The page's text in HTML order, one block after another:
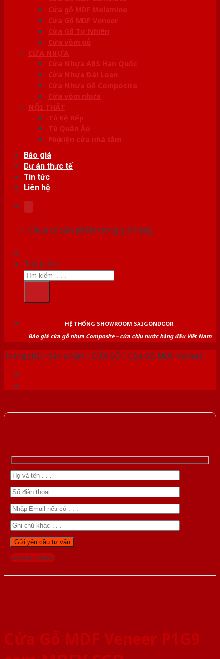
Cửa gỗ MDF Melamine
Cửa Gỗ MDF Veneer
Cửa Gỗ Tự Nhiên
Cửa vòm gỗ
CỬA NHỰA
Cửa Nhựa ABS Hàn Quốc
Cửa Nhựa Đài Loan
Cửa Nhựa Gỗ Composite
Cửa vòm nhựa
NỘI THẤT
Tủ Kệ Bếp
Tủ Quần Áo
Phụ kiện cửa nhà tắm
Báo giá
Dự án thực tế
Tin tức
Liên hệ
Chưa có sản phẩm trong giỏ hàng.
Tìm kiếm:
HỆ THỐNG SHOWROOM SAIGONDOOR
Báo giá cửa gỗ nhựa Composite – cửa chịu nước hàng đầu Việt Nam
Trang chủ /Sản phẩm /CỬA GỖ /Cửa Gỗ MDF Veneer
Gọi 0976.169.864
Cửa Gỗ MDF Veneer P1G9